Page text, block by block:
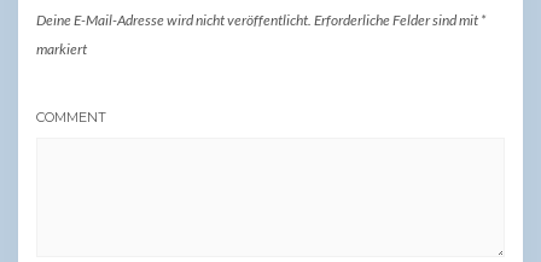
Deine E-Mail-Adresse wird nicht veröffentlicht. Erforderliche Felder sind mit *
markiert
COMMENT